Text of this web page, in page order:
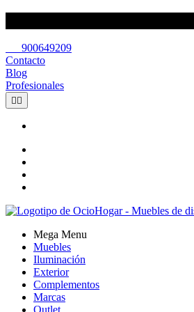
900649209
Contacto
Blog
Profesionales
 
Mega Menu
Muebles
Iluminación
Exterior
Complementos
Marcas
Outlet